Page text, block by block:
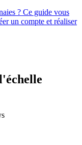
? Ce guide vous
un compte et réaliser